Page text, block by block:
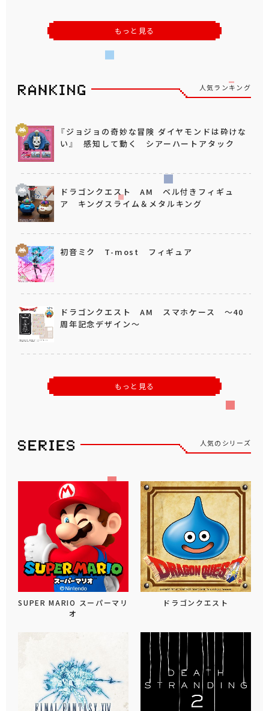
もっと見る
人気ランキング
『ジョジョの奇妙な冒険 ダイヤモンドは砕けな
い』 感知して動く シアーハートアタック
ドラゴンクエスト AM ベル付きフィギュ
ア キングスライム＆メタルキング
初音ミク T-most フィギュア
ドラゴンクエスト AM スマホケース ～40
周年記念デザイン～
もっと見る
人気のシリーズ
SUPER MARIO スーパーマリ
オ
ドラゴンクエスト